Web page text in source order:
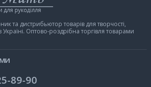
та дистрибьютор товарів для творчості,
Україні. Оптово-роздрібна торгівля товарами
89-90